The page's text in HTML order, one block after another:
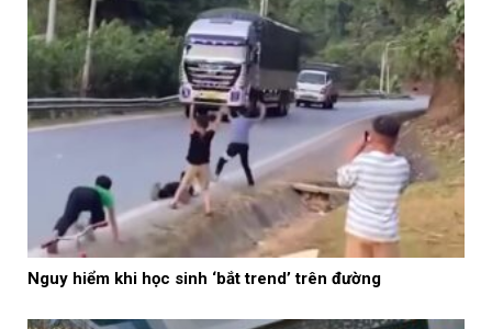
Nguy hiểm khi học sinh ‘bắt trend’ trên đường